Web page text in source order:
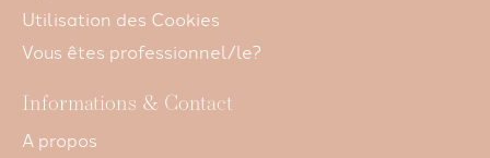
Utilisation des Cookies
Vous êtes professionnel/le?
Informations & Contact
A propos